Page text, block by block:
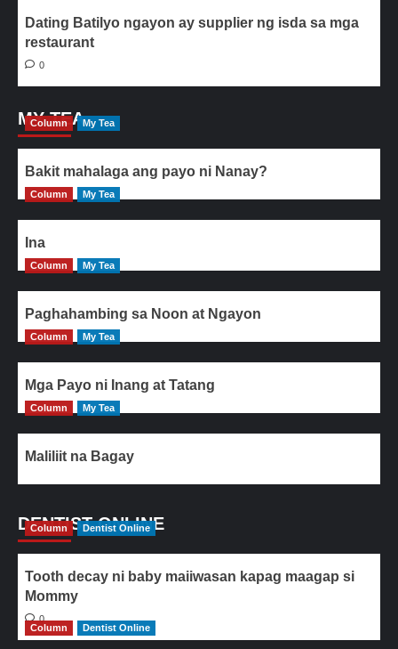
Dating Batilyo ngayon ay supplier ng isda sa mga
restaurant
0
MY TEA
Column My Tea
Bakit mahalaga ang payo ni Nanay?
Column My Tea
Ina
Column My Tea
Paghahambing sa Noon at Ngayon
Column My Tea
Mga Payo ni Inang at Tatang
Column My Tea
Maliliit na Bagay
DENTIST ONLINE
Column Dentist Online
Tooth decay ni baby maiiwasan kapag maagap si
Mommy
0
Column
Dentist Online